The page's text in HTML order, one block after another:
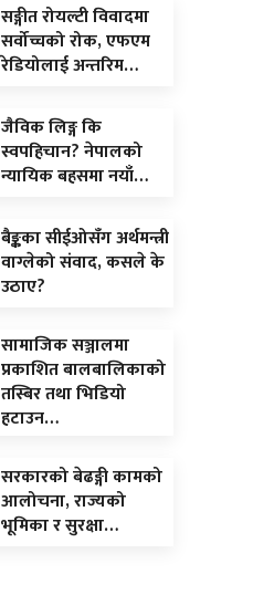
सङ्गीत रोयल्टी विवादमा
सर्वोच्चको रोक, एफएम
रेडियोलाई अन्तरिम…
जैविक लिङ्ग कि
स्वपहिचान? नेपालको
न्यायिक बहसमा नयाँ…
बैङ्कका सीईओसँग अर्थमन्त्री
वाग्लेको संवाद, कसले के
उठाए?
सामाजिक सञ्जालमा
प्रकाशित बालबालिकाको
तस्बिर तथा भिडियो
हटाउन…
सरकारको बेढङ्गी कामको
आलोचना, राज्यको
भूमिका र सुरक्षा…